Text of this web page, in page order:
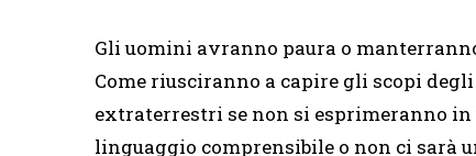
Gli uomini avranno paura o
Come riusciranno a capire gli scopi degli
extraterrestri se non si esprimeranno in
linguaggio comprensibile o non ci sarà